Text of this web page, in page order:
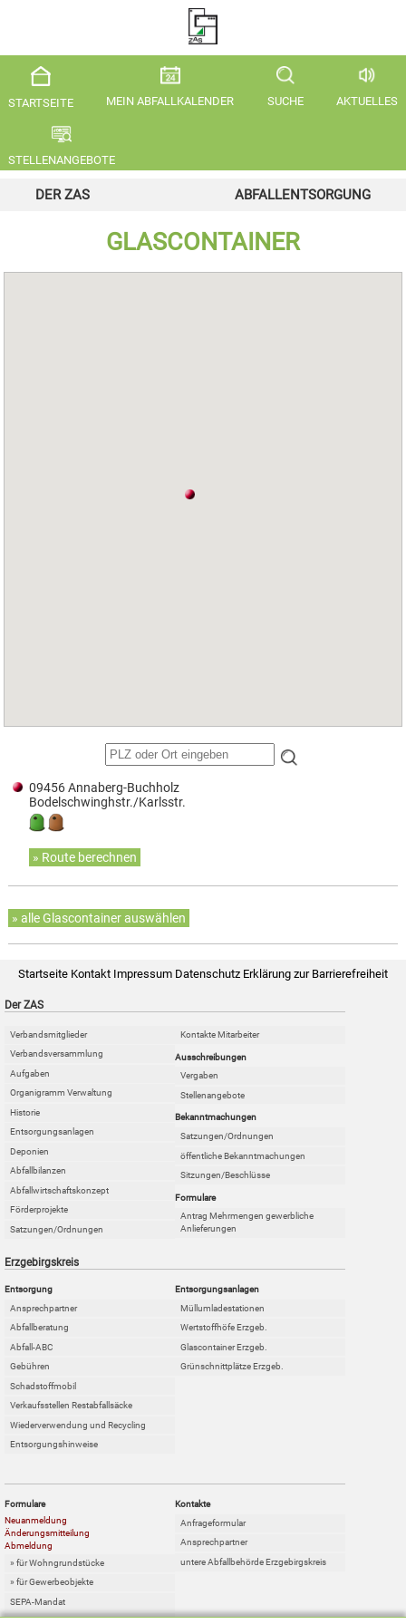
STARTSEITE MEIN ABFALLKALENDER SUCHE AKTUELLES
STELLENANGEBOTE
DER ZAS ABFALLENTSORGUNG
GLASCONTAINER
09456 Annaberg-Buchholz
Bodelschwinghstr./Karlsstr.
» Route berechnen
» alle Glascontainer auswählen
Startseite Kontakt Impressum Datenschutz Erklärung zur Barrierefreiheit
Der ZAS
Verbandsmitglieder
Verbandsversammlung
Aufgaben
Organigramm Verwaltung
Historie
Entsorgungsanlagen
Deponien
Abfallbilanzen
Abfallwirtschaftskonzept
Förderprojekte
Satzungen/Ordnungen
Kontakte Mitarbeiter
Ausschreibungen
Vergaben
Stellenangebote
Bekanntmachungen
Satzungen/Ordnungen
öffentliche Bekanntmachungen
Sitzungen/Beschlüsse
Formulare
Antrag Mehrmengen gewerbliche
Anlieferungen
Erzgebirgskreis
Entsorgung
Ansprechpartner
Abfallberatung
Abfall-ABC
Gebühren
Schadstoffmobil
Verkaufsstellen Restabfallsäcke
Wiederverwendung und Recycling
Entsorgungshinweise
Entsorgungsanlagen
Müllumladestationen
Wertstoffhöfe Erzgeb.
Glascontainer Erzgeb.
Grünschnittplätze Erzgeb.
Formulare
Neuanmeldung
Änderungsmitteilung
Abmeldung
» für Wohngrundstücke
» für Gewerbeobjekte
SEPA-Mandat
Online-Sperrabfallkarte
Kontakte
Anfrageformular
Ansprechpartner
untere Abfallbehörde Erzgebirgskreis